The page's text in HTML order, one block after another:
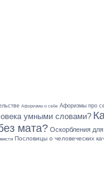
Афоризмы о себе Афоризмы про
умными словами?
мата? Оскорбления
Пословицы о человеческих